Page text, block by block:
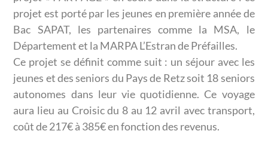
projet est porté par les jeunes en première année de
Bac SAPAT, les partenaires comme la MSA, le
Département et la MARPA L’Estran de Préfailles.
Ce projet se définit comme suit : un séjour avec les
jeunes et des seniors du Pays de Retz soit 18 seniors
autonomes dans leur vie quotidienne. Ce voyage
aura lieu au Croisic du 8 au 12 avril avec transport,
coût de 217€ à 385€ en fonction des revenus.